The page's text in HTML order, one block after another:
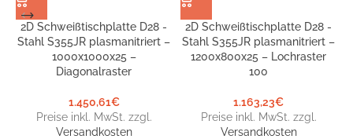
2D Schweißtischplatte D28 -
Stahl S355JR plasmanitriert –
1000x1000x25 –
Diagonalraster
1.450,61€
Preise inkl. MwSt. zzgl.
Versandkosten
2D Schweißtischplatte D28 -
Stahl S355JR plasmanitriert –
1200x800x25 – Lochraster
100
1.163,23€
Preise inkl. MwSt. zzgl.
Versandkosten